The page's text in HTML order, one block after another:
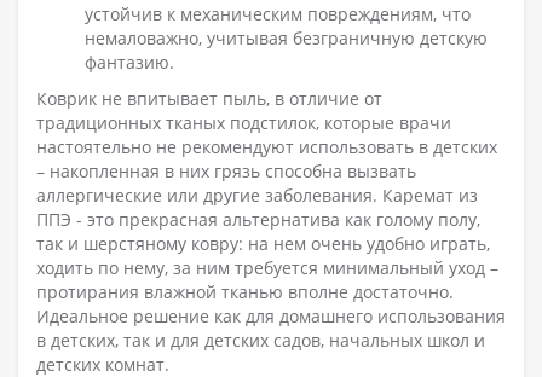
устойчив к механическим повреждениям, что
немаловажно, учитывая безграничную детскую
фантазию.
Коврик не впитывает пыль, в отличие от
традиционных тканых подстилок, которые врачи
настоятельно не рекомендуют использовать в детских
– накопленная в них грязь способна вызвать
аллергические или другие заболевания. Каремат из
ППЭ - это прекрасная альтернатива как голому полу,
так и шерстяному ковру: на нем очень удобно играть,
ходить по нему, за ним требуется минимальный уход –
протирания влажной тканью вполне достаточно.
Идеальное решение как для домашнего использования
в детских, так и для детских садов, начальных школ и
детских комнат.